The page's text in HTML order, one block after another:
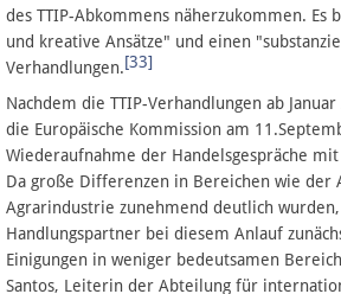
des TTIP-Abkommens näherzukommen. Es
und kreative Ansätze" und einen
Verhandlungen.[33]
Nachdem die TTIP-Verhandlungen ab
die Europäische Kommission am
Wiederaufnahme der Handelsgespräche mit
Da große Differenzen in Bereichen wie der
Agrarindustrie zunehmend deutlich
Handlungspartner bei diesem Anlauf
Einigungen in weniger bedeutsamen
Santos, Leiterin der Abteilung für